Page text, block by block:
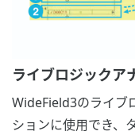
ライブロジックア
WideField3のライブ
ションに使用でき、